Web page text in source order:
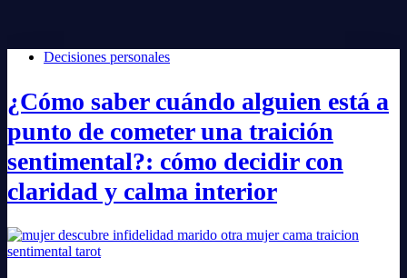
Decisiones personales
¿Cómo saber cuándo alguien está a
punto de cometer una traición
sentimental?: cómo decidir con
claridad y calma interior